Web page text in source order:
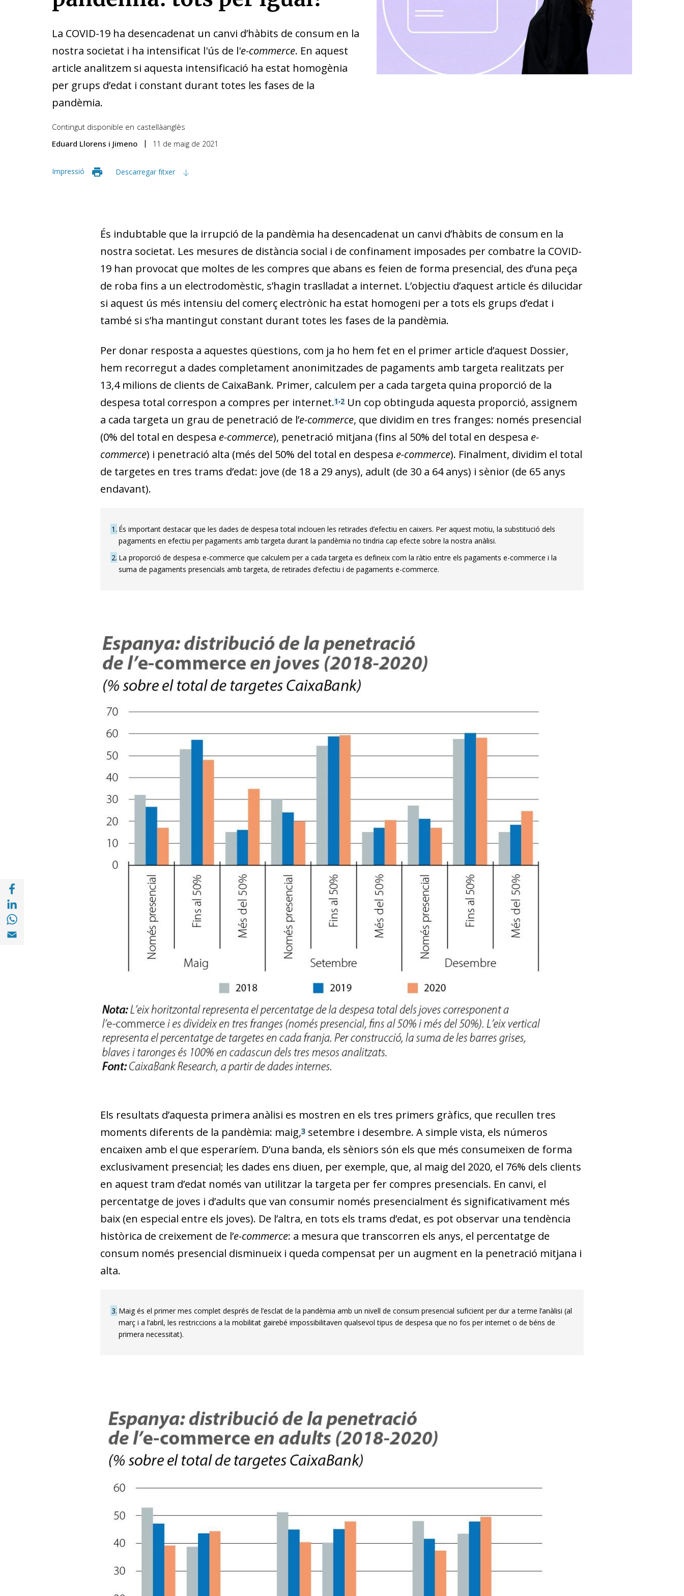
La COVID-19 ha desencadenat un canvi d’hàbits de consum en la
nostra societat i ha intensificat l'ús de l'e-commerce. En aquest
article analitzem si aquesta intensificació ha estat homogènia
per grups d’edat i constant durant totes les fases de la
pandèmia.
Contingut disponible en castellàanglès
Eduard Llorens i Jimeno
11 de maig de 2021
Impressió Descarregar fitxer
Compartir a Facebook (opens in a new window)
Compartir a with Linkedin (opens in a new window)
Compartir a with Whatsapp (opens in a new window)
Compartir a Email (opens in a new window)
És indubtable que la irrupció de la pandèmia ha desencadenat un canvi d’hàbits de consum en la
nostra societat. Les mesures de distància social i de confinament imposades per combatre la COVID-
19 han provocat que moltes de les compres que abans es feien de forma presencial, des d’una peça
de roba fins a un electrodomèstic, s’hagin traslladat a internet. L’objectiu d’aquest article és dilucidar
si aquest ús més intensiu del comerç electrònic ha estat homogeni per a tots els grups d’edat i
també si s’ha mantingut constant durant totes les fases de la pandèmia.
Per donar resposta a aquestes qüestions, com ja ho hem fet en el primer article d’aquest Dossier,
hem recorregut a dades completament anonimitzades de pagaments amb targeta realitzats per
13,4 milions de clients de CaixaBank. Primer, calculem per a cada targeta quina proporció de la
despesa total correspon a compres per internet.1,2 Un cop obtinguda aquesta proporció, assignem
a cada targeta un grau de penetració de l’e-commerce, que dividim en tres franges: només presencial
(0% del total en despesa e-commerce), penetració mitjana (fins al 50% del total en despesa e-
commerce) i penetració alta (més del 50% del total en despesa e-commerce). Finalment, dividim el total
de targetes en tres trams d’edat: jove (de 18 a 29 anys), adult (de 30 a 64 anys) i sènior (de 65 anys
endavant).
1 És important destacar que les dades de despesa total inclouen les retirades d’efectiu en caixers. Per aquest motiu, la substitució dels
pagaments en efectiu per pagaments amb targeta durant la pandèmia no tindria cap efecte sobre la nostra anàlisi.
2 La proporció de despesa e-commerce que calculem per a cada targeta es defineix com la ràtio entre els pagaments e-commerce i la
suma de pagaments presencials amb targeta, de retirades d’efectiu i de pagaments e-commerce.
Els resultats d’aquesta primera anàlisi es mostren en els tres primers gràfics, que recullen tres
moments diferents de la pandèmia: maig,3 setembre i desembre. A simple vista, els números
encaixen amb el que esperaríem. D’una banda, els sèniors són els que més consumeixen de forma
exclusivament presencial; les dades ens diuen, per exemple, que, al maig del 2020, el 76% dels clients
en aquest tram d’edat només van utilitzar la targeta per fer compres presencials. En canvi, el
percentatge de joves i d’adults que van consumir només presencialment és significativament més
baix (en especial entre els joves). De l’altra, en tots els trams d’edat, es pot observar una tendència
històrica de creixement de l’e-commerce: a mesura que transcorren els anys, el percentatge de
consum només presencial disminueix i queda compensat per un augment en la penetració mitjana i
alta.
3 Maig és el primer mes complet després de l’esclat de la pandèmia amb un nivell de consum presencial suficient per dur a terme l’anàlisi (al
març i a l’abril, les restriccions a la mobilitat gairebé impossibilitaven qualsevol tipus de despesa que no fos per internet o de béns de
primera necessitat).